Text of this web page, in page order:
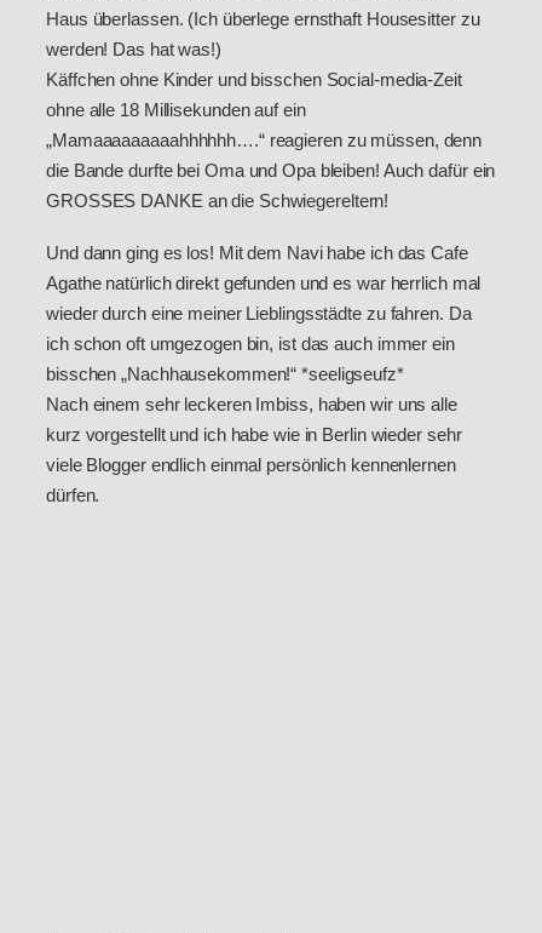
Haus überlassen. (Ich überlege ernsthaft Housesitter zu
werden! Das hat was!)
Käffchen ohne Kinder und bisschen Social-media-Zeit
ohne alle 18 Millisekunden auf ein
„Mamaaaaaaaaahhhhhh….“ reagieren zu müssen, denn
die Bande durfte bei Oma und Opa bleiben! Auch dafür ein
GROSSES DANKE an die Schwiegereltern!
Und dann ging es los! Mit dem Navi habe ich das Cafe
Agathe natürlich direkt gefunden und es war herrlich mal
wieder durch eine meiner Lieblingsstädte zu fahren. Da
ich schon oft umgezogen bin, ist das auch immer ein
bisschen „Nachhausekommen!“ *seeligseufz*
Nach einem sehr leckeren Imbiss, haben wir uns alle
kurz vorgestellt und ich habe wie in Berlin wieder sehr
viele Blogger endlich einmal persönlich kennenlernen
dürfen.